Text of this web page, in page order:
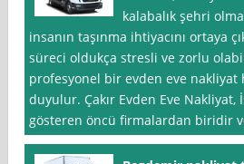
kalabalık şehri
insanın taşınma ihtiyacını ortaya
süreci oldukça stresli ve zorlu
profesyonel bir evden eve nakliyat
duyulur. Çakır Evden Eve Nakliyat,
gösteren öncü firmalardan biridir